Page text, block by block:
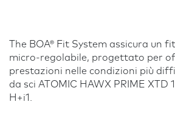
The BOA® Fit System assicura un
micro-regolabile, progettato per
prestazioni nelle condizioni più
da sci ATOMIC HAWX PRIME XTD
H+i1.